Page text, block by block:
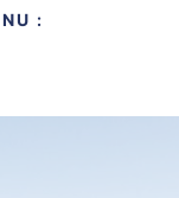
:
sur Twitterpar mail